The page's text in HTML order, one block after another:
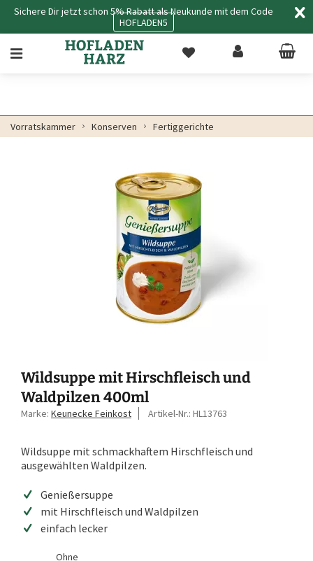
Sichere Dir jetzt schon 5% Rabatt als Neukunde mit dem Code
HOFLADEN5
Vorratskammer Konserven Fertiggerichte
Wildsuppe mit Hirschfleisch und
Waldpilzen 400ml
Marke: Keunecke Feinkost Artikel-Nr.: HL13763
Wildsuppe mit schmackhaftem Hirschfleisch und
ausgewählten Waldpilzen.
Genießersuppe
mit Hirschfleisch und Waldpilzen
einfach lecker
Ohne